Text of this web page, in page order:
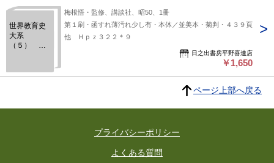
世界教育史
大系
（５） ：
梅根悟・監修、講談社、昭50、1冊
第１刷・函すれ薄汚れ少し有・本体／並美本・菊判・４３９頁
他 Ｈｐｚ３２２＊９
日之出書房平野喜連店
￥1,650
ページ上部へ戻る
プライバシーポリシー
よくある質問